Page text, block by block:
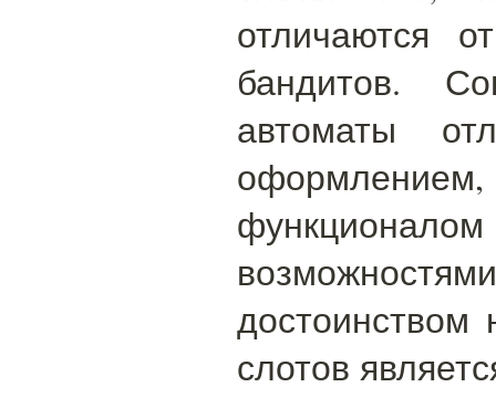
отличаются
бандитов.
автоматы
достоинством
слотов